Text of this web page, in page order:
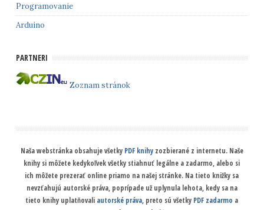
Programovanie
Arduino
PARTNERI
Zoznam stránok
Naša webstránka obsahuje všetky PDF knihyzozbierané z internetu. Naše
knihy si môžete kedykoľvek všetky stiahnuť legálne a zadarmo, alebo si
ich môžete prezerať online priamo na našej stránke. Na tieto knižky sa
nevzťahujú autorské práva, poprípade už uplynula lehota, kedy sa na
tieto knihy uplatňovali autorské práva, preto sú všetky PDF zadarmo a